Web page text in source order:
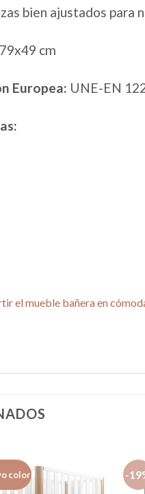
bien ajustados para
cm
Europea: UNE-EN
el mueble bañera en
color -